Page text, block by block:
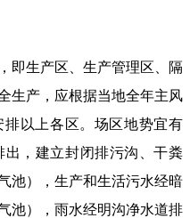
生产区、生产管理区、隔
生产，应根据当地全年主风
以上各区。场区地势宜有
出，建立封闭排污沟、干粪
池），生产和生活污水经暗
池），雨水经明沟净水道排